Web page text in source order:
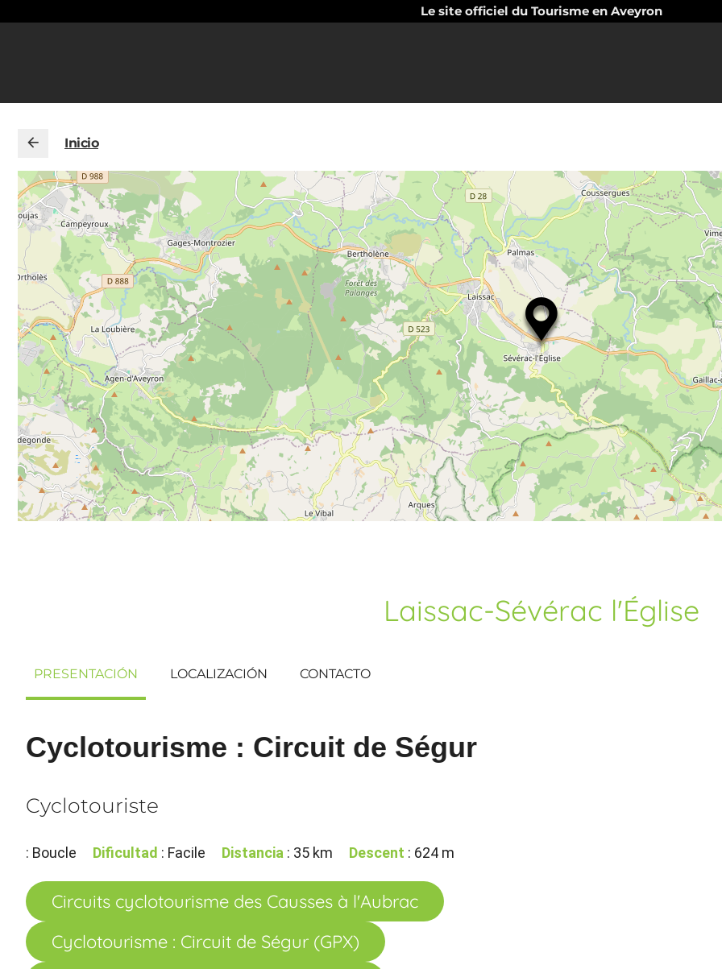
Le site officiel du Tourisme en Aveyron
Inicio
Laissac-Sévérac l'Église
PRESENTACIÓN LOCALIZACIÓN CONTACTO
Cyclotourisme : Circuit de Ségur
Cyclotouriste
: Boucle Dificultad : Facile Distancia : 35 km Descent : 624 m
Circuits cyclotourisme des Causses à l'Aubrac
Cyclotourisme : Circuit de Ségur (GPX)